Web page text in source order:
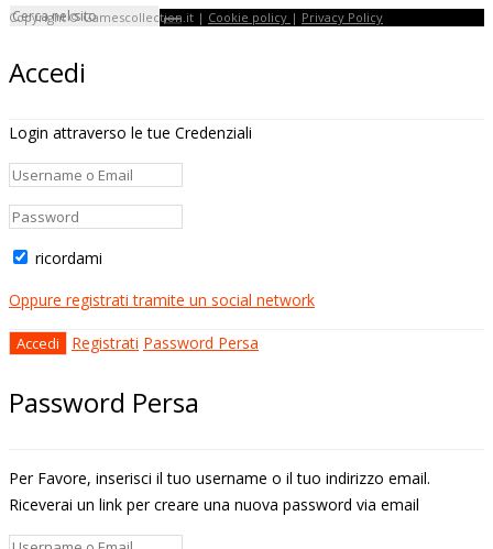
Copyright © Gamescollection.it | Cookie policy | Privacy Policy
Accedi
Login attraverso le tue Credenziali
ricordami
Oppure registrati tramite un social network
Registrati Password Persa
Password Persa
Per Favore, inserisci il tuo username o il tuo indirizzo email.
Riceverai un link per creare una nuova password via email